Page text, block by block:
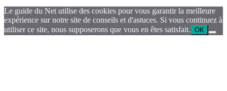
Le guide du Net utilise des cookies pour vous garantir la meilleure
expérience sur notre site de conseils et d'astuces. Si vous continuez à
utiliser ce site, nous supposerons que vous en êtes satisfait. OK